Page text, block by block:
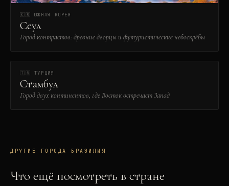
🇰🇷 ЮЖНАЯ КОРЕЯ
Сеул
Город контрастов: древние дворцы и футуристические небоскрёбы
🇹🇷 ТУРЦИЯ
Стамбул
Город двух континентов, где Восток встречает Запад
ДРУГИЕ ГОРОДА БРАЗИЛИЯ
Что ещё посмотреть в стране